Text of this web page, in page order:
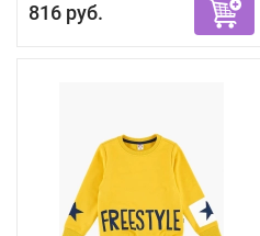
816 руб.